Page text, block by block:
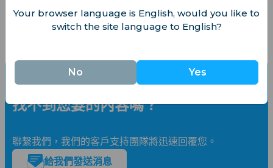
找不到您要的內容嗎？
聯繫我們，我們的客戶支持團隊將迅速回覆您。
給我們發送消息
Your browser language is English, would you like to
switch the site language to English?
No Yes